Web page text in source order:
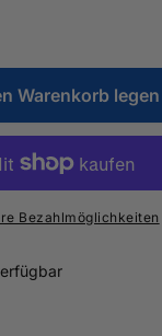
Warenkorb legen
Bezahlmöglichkeiten